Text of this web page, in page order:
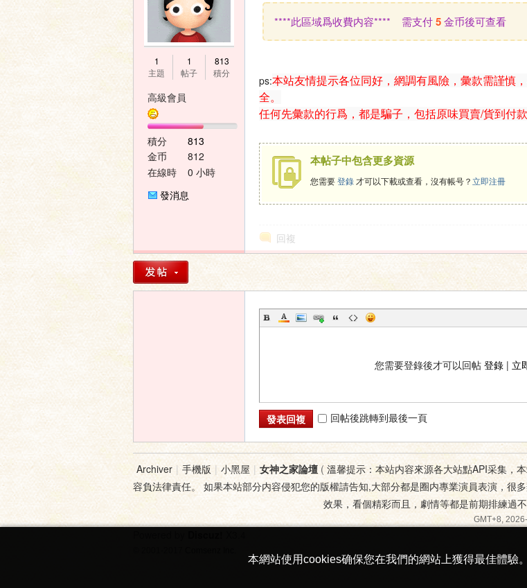
論
1
主題
1
帖子
813
積分
高級會員
積分
813
金币
812
在線時
0 小時
發消息
****此區域爲收費内容**** 需支付5金币後可查看
ps:本站友情提示各位同好，網調有風險，彙款需謹慎
全。
任何先彙款的行爲，都是騙子，包括原味買賣/貨到付
本帖子中包含更多資源
您需要登錄 才可以下載或查看，沒有帳号？立即注冊
回複
您需要登錄後才可以回帖 登錄| 立
發表回複 回帖後跳轉到最後一頁
本網站使用cookies确保您在我們的網站上獲得最佳體驗。
Archiver | 手機版 | 小黑屋 | 女神之家論壇( 溫馨提示：本站内容來源各大站點API采集，
容負法律責任。 如果本站部分内容侵犯您的版權請告知,大部分都是圈内專業演員表演，很
效果，看個精彩而且，劇情等都是前期排練過
GMT+8,